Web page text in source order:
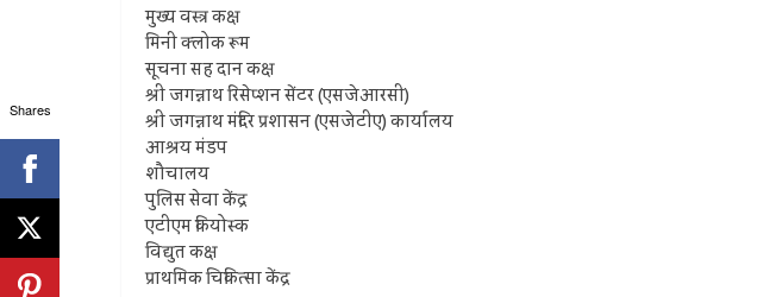
मुख्य वस्त्र कक्ष
मिनी क्लोक रूम
सूचना सह दान कक्ष
श्री जगन्नाथ रिसेप्शन सेंटर (एसजेआरसी)
श्री जगन्नाथ मंदिर प्रशासन (एसजेटीए) कार्यालय
आश्रय मंडप
शौचालय
पुलिस सेवा केंद्र
एटीएम कियोस्क
विद्युत कक्ष
प्राथमिक चिकित्सा केंद्र
Shares